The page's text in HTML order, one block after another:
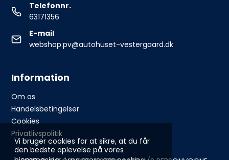
Vi bruger cookies for at sikre, at du får
den bedste oplevelse på vores
Telefonnr.
63171356
E-mail
webshop.pv@autohuset-vestergaard.dk
Information
Om os
Handelsbetingelser
Cookies
Privatlivspolitik